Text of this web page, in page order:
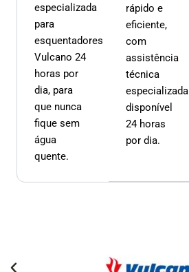
especializada
para
esquentadores
Vulcano 24
horas por
dia, para
que nunca
fique sem
água
quente.
rápido e
eficiente,
com
assistência
técnica
especializada
disponível
24 horas
por dia.